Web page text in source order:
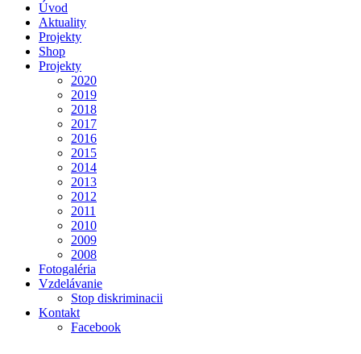
Úvod
Aktuality
Projekty
Shop
Projekty
2020
2019
2018
2017
2016
2015
2014
2013
2012
2011
2010
2009
2008
Fotogaléria
Vzdelávanie
Stop diskriminacii
Kontakt
Facebook